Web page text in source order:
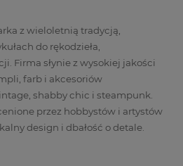
z wieloletnią tradycją,
do rękodzieła,
Firma słynie z wysokiej jakości
farb i akcesoriów
shabby chic i steampunk.
przez hobbystów i artystów
design i dbałość o detale.